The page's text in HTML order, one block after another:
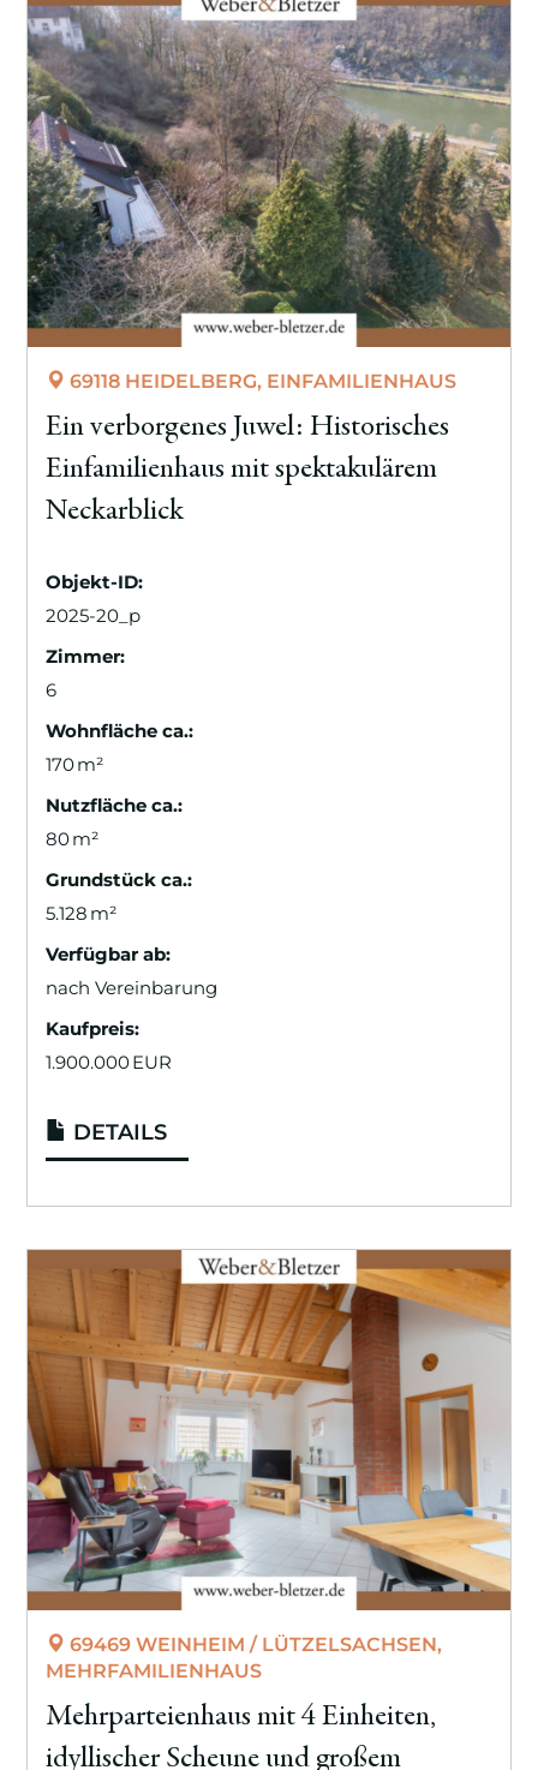
69118 HEIDELBERG, EINFAMILIENHAUS
Ein verborgenes Juwel: Historisches
Einfamilienhaus mit spektakulärem
Neckarblick
Objekt-ID:
2025-20_p
Zimmer:
6
Wohnfläche ca.:
170 m²
Nutzfläche ca.:
80 m²
Grund­stück ca.:
5.128 m²
Verfügbar ab:
nach Vereinbarung
Kaufpreis:
1.900.000 EUR
DETAILS
69469 WEINHEIM / LÜTZELSACHSEN,
MEHRFAMILIENHAUS
Mehrparteienhaus mit 4 Einheiten,
idyllischer Scheune und großem